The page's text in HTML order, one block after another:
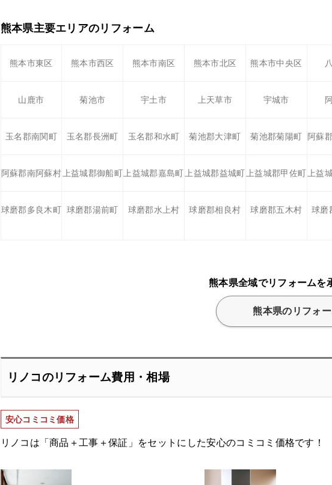
熊本県主要エリアのリフォーム
熊本市東区 熊本市西区 熊本市南区 熊本市北区 熊本市中央区
山鹿市 菊池市 宇土市 上天草市 宇城市
玉名郡南関町 玉名郡長洲町 玉名郡和水町 菊池郡大津町 菊池郡菊陽町 阿蘇
阿蘇郡南阿蘇村上益城郡御船町上益城郡嘉島町上益城郡益城町上益城郡甲佐町上益
球磨郡多良木町 球磨郡湯前町 球磨郡水上村 球磨郡相良村 球磨郡五木村 球磨
熊本県全域でリフォームを
熊本県のリフォ
リノコのリフォーム費用・相場
安心コミコミ価格
リノコは「商品＋工事＋保証」をセットにした安心のコミコミ価格です！